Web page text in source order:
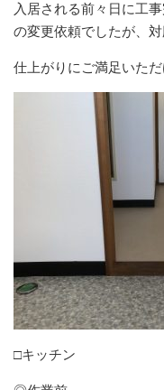
入居される前々日に工
の変更依頼でしたが、
仕上がりにご満足いただ
□キッチン